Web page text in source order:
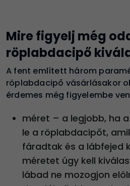
Mire figyelj még
röplabdacipő
A fent említett három
röplabdacipő vásárlásakor
érdemes még figyelembe
méret – a legjobb, ha
le a röplabdacipőt,
fáradtak és a lábfejed
méretet úgy kell
lábad ne mozogjon